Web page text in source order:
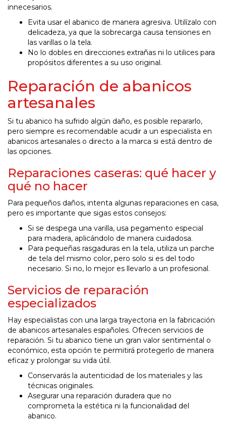
innecesarios.
Evita usar el abanico de manera agresiva. Utilízalo con
delicadeza, ya que la sobrecarga causa tensiones en
las varillas o la tela.
No lo dobles en direcciones extrañas ni lo utilices para
propósitos diferentes a su uso original.
Reparación de abanicos
artesanales
Si tu abanico ha sufrido algún daño, es posible repararlo,
pero siempre es recomendable acudir a un especialista en
abanicos artesanales o directo a la marca si está dentro de
las opciones.
Reparaciones caseras: qué hacer y
qué no hacer
Para pequeños daños, intenta algunas reparaciones en casa,
pero es importante que sigas estos consejos:
Si se despega una varilla, usa pegamento especial
para madera, aplicándolo de manera cuidadosa.
Para pequeñas rasgaduras en la tela, utiliza un parche
de tela del mismo color, pero solo si es del todo
necesario. Si no, lo mejor es llevarlo a un profesional.
Servicios de reparación
especializados
Hay especialistas con una larga trayectoria en la fabricación
de abanicos artesanales españoles. Ofrecen servicios de
reparación. Si tu abanico tiene un gran valor sentimental o
económico, esta opción te permitirá protegerlo de manera
eficaz y prolongar su vida útil.
Conservarás la autenticidad de los materiales y las
técnicas originales.
Asegurar una reparación duradera que no
comprometa la estética ni la funcionalidad del
abanico.